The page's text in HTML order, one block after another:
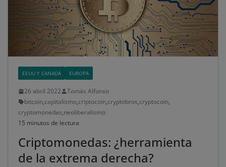
EEUU Y CANADÁ EUROPA
26 abril 2022
Tomás Alfonso
bitcoin,capitalismo,criptocoin,cryptobros,cryptocoin,
cryptomonedas,neoliberalismo
15 minutos de lectura
Criptomonedas: ¿herramienta
de la extrema derecha?